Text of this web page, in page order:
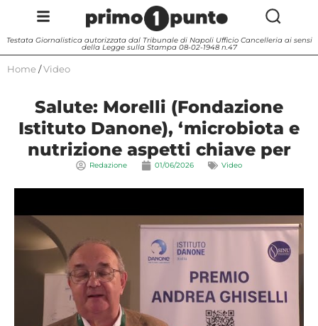
Testata Giornalistica autorizzata dal Tribunale di Napoli Ufficio Cancelleria ai sensi
della Legge sulla Stampa 08-02-1948 n.47
Home /Video
Salute: Morelli (Fondazione
Istituto Danone), ‘microbiota e
nutrizione aspetti chiave per
Redazione 01/06/2026 Video